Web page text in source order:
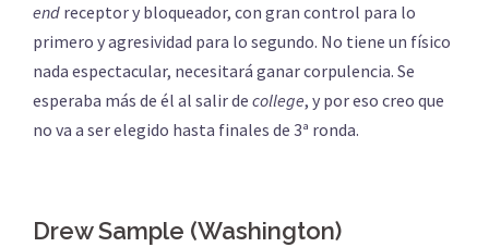
end receptor y bloqueador, con gran control para lo
primero y agresividad para lo segundo. No tiene un físico
nada espectacular, necesitará ganar corpulencia. Se
esperaba más de él al salir de college, y por eso creo que
no va a ser elegido hasta finales de 3ª ronda.
Drew Sample (Washington)